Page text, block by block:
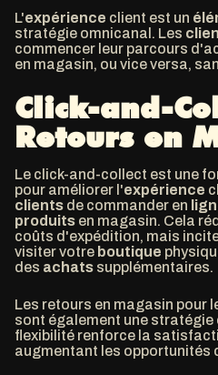
L'expérience client est un
stratégie omnicanal. Les
commencer leur parcours
en magasin, ou vice versa,
Click-and-
Retours en
Le click-and-collect est une
pour améliorer l'expérience
clients de commander en
produits en magasin. Cela
coûts d'expédition, mais
visiter votre boutique
des achats supplémentaires.
Les retours en magasin pour
sont également une
flexibilité renforce la
augmentant les opportunités